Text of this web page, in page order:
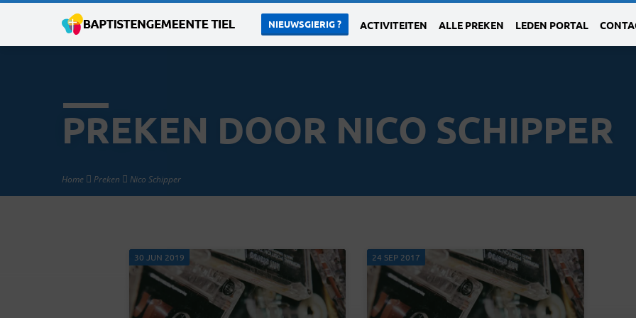
NIEUWSGIERIG ? ACTIVITEITEN ALLE PREKEN LEDEN PORTAL
PREKEN DOOR NICO SCHIPPER
Home Preken Nico Schipper
PREKEN
30 JUN 2019 24 SEP 2017